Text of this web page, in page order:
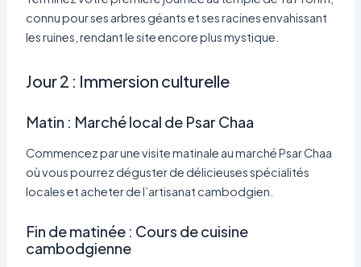
connu pour ses arbres géants et ses racines envahissant
les ruines, rendant le site encore plus mystique.
Jour 2 : Immersion culturelle
Matin : Marché local de Psar Chaa
Commencez par une visite matinale au marché Psar Chaa
où vous pourrez déguster de délicieuses spécialités
locales et acheter de l’artisanat cambodgien.
Fin de matinée : Cours de cuisine
cambodgienne